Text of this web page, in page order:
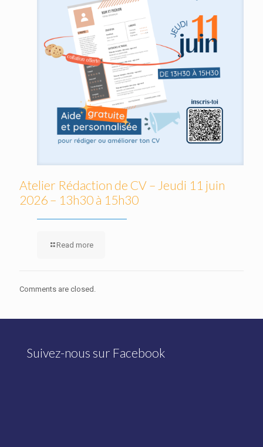
Atelier Rédaction de CV – Jeudi 11 juin
2026 – 13h30 à 15h30
Read more
Comments are closed.
Suivez-nous sur Facebook